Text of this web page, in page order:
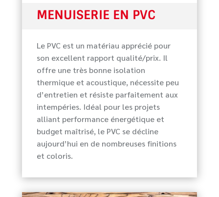
MENUISERIE EN PVC
Le PVC est un matériau apprécié pour
son excellent rapport qualité/prix. Il
offre une très bonne isolation
thermique et acoustique, nécessite peu
d’entretien et résiste parfaitement aux
intempéries. Idéal pour les projets
alliant performance énergétique et
budget maîtrisé, le PVC se décline
aujourd’hui en de nombreuses finitions
et coloris.